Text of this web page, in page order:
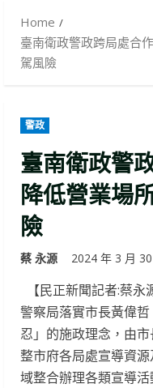
Home
臺南衛政警政跨局處合
駕風險
警政
臺南衛政警
降低營業場
險
蔡 永源 2024 年 3 月
【民正新聞記者:蔡
警察局落實市長黃偉
忍」的施政理念，由
整市府各局處宣導資
域整合辦理各類宣導